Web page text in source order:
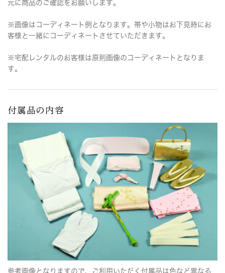
元に商品のご確認をお願いします。
※画像はコーディネート例となります。帯や小物はお下見時にお
客様と一緒にコーディネートさせていただきます。
※宅配レンタルのお客様は原則画像のコーディネートとなりま
す。
付属品の内容
参考画像となりますので、ご利用いただく付属品は色など異なる